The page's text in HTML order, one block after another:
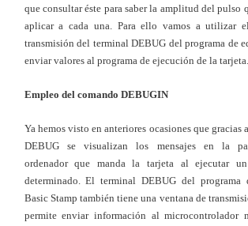
que consultar éste para saber la amplitud del pulso
aplicar a cada una. Para ello vamos a utilizar
transmisión del terminal DEBUG del programa de
enviar valores al programa de ejecución de la tarjeta.
Empleo del comando DEBUGIN
Ya hemos visto en anteriores ocasiones que gracias
DEBUG se visualizan los mensajes en la
ordenador que manda la tarjeta al ejecutar un
determinado. El terminal DEBUG del programa
Basic Stamp también tiene una ventana de
permite enviar información al microcontrolador